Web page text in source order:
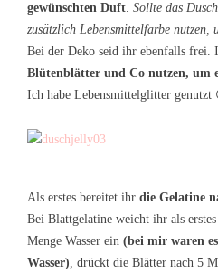
gewünschten Duft. Sollte das
zusätzlich Lebensmittelfarbe nutzen,
Bei der Deko seid ihr ebenfalls frei.
Blütenblätter und Co nutzen, um
Ich habe Lebensmittelglitter genutzt
Als erstes bereitet ihr die Gelatine
Bei Blattgelatine weicht ihr als
Menge Wasser ein (bei mir waren
Wasser), drückt die Blätter nach 5